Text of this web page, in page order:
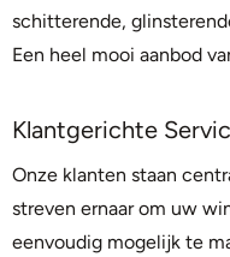
schitterende,
Een heel mooi aanbod
Klantgerichte
Onze klanten staan
streven ernaar om uw
eenvoudig mogelijk te